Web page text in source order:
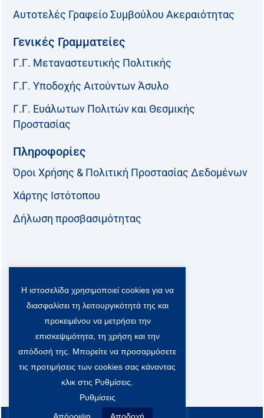
Αυτοτελές Γραφείο Συμβούλου Ακεραιότητας
Γενικές Γραμματείες
Γ.Γ. Μεταναστευτικής Πολιτικής
Γ.Γ. Υποδοχής Αιτούντων Άσυλο
Γ.Γ. Ευάλωτων Πολιτών και Θεσμικής
Προστασίας
Πληροφορίες
Όροι Χρήσης & Πολιτική Προστασίας Δεδομένων
Χάρτης Ιστότοπου
Δήλωση προσβασιμότητας
F
a
o
k
T
w
i
t
t
e
r
-
x
L
i
n
k
e
d
i
n
Y
o
u
t
u
b
e
Viber Community:
Η ιστοσελίδα χρησιμοποιεί cookies για να
διασφαλίσει τη λειτουργικότητά της και
προκειμένου να μετρήσει την
επισκεψιμότητα, τη χρήση και την
απόδοσή της. Μπορείτε να προσαρμόσετε
τις προτιμήσεις των cookies σας κάνοντας
κλικ στις Ρυθμίσεις.
Ρυθμίσεις